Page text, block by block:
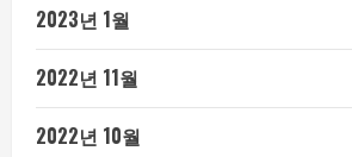
2023년 1월
2022년 11월
2022년 10월